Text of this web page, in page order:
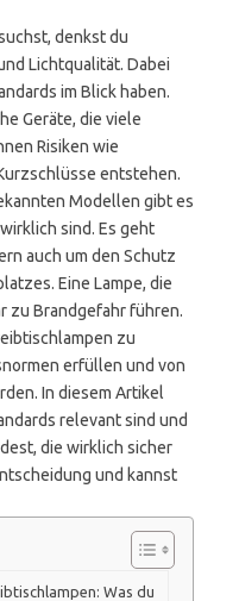
denkst du
Lichtqualität. Dabei
im Blick haben.
Geräte, die viele
Risiken wie
entstehen.
Modellen gibt es
sind. Es geht
auch um den Schutz
Eine Lampe, die
zu Brandgefahr führen.
zu
erfüllen und von
In diesem Artikel
relevant sind und
die wirklich sicher
und kannst
Was du